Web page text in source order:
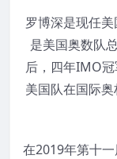
罗博深是现任
是美国奥数队
后，四年IMO
美国队在国际
在2019年第十